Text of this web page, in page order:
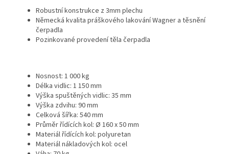
Robustní konstrukce z 3mm plechu
Německá kvalita práškového lakování Wagner a těsnění
čerpadla
Pozinkované provedení těla čerpadla
Nosnost: 1 000 kg
Délka vidlic: 1 150 mm
Výška spuštěných vidlic: 35 mm
Výška zdvihu: 90 mm
Celková šířka: 540 mm
Průměr řídících kol: Ø 160 x 50 mm
Materiál řídících kol: polyuretan
Materiál nákladových kol: ocel